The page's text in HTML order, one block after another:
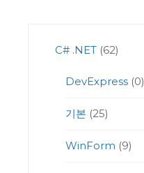
C# .NET(62)
DevExpress(0)
기본 (25)
WinForm (9)